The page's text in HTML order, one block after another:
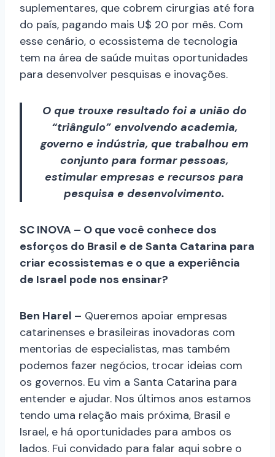
suplementares, que cobrem cirurgias até fora
do país, pagando mais U$ 20 por mês. Com
esse cenário, o ecossistema de tecnologia
tem na área de saúde muitas oportunidades
para desenvolver pesquisas e inovações.
O que trouxe resultado foi a união do
“triângulo” envolvendo academia,
governo e indústria, que trabalhou em
conjunto para formar pessoas,
estimular empresas e recursos para
pesquisa e desenvolvimento.
SC INOVA – O que você conhece dos
esforços do Brasil e de Santa Catarina para
criar ecossistemas e o que a experiência
de Israel pode nos ensinar?
Ben Harel – Queremos apoiar empresas
catarinenses e brasileiras inovadoras com
mentorias de especialistas, mas também
podemos fazer negócios, trocar ideias com
os governos. Eu vim a Santa Catarina para
entender e ajudar. Nos últimos anos estamos
tendo uma relação mais próxima, Brasil e
Israel, e há oportunidades para ambos os
lados. Fui convidado para falar aqui sobre o